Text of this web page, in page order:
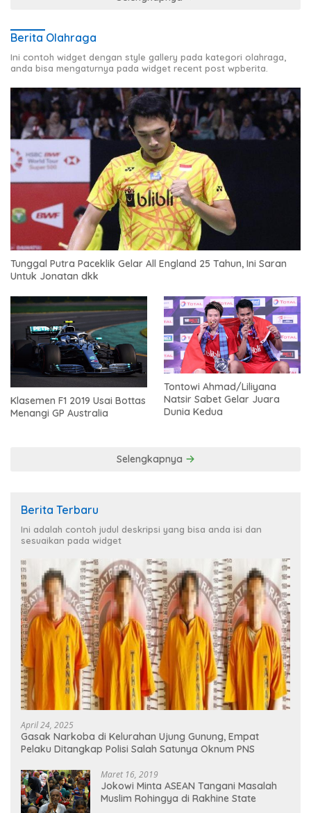
Berita Olahraga
Ini contoh widget dengan style gallery pada kategori olahraga,
anda bisa mengaturnya pada widget recent post wpberita.
Tunggal Putra Paceklik Gelar All England 25 Tahun, Ini Saran
Untuk Jonatan dkk
Klasemen F1 2019 Usai Bottas
Menangi GP Australia
Tontowi Ahmad/Liliyana
Natsir Sabet Gelar Juara
Dunia Kedua
Selengkapnya
Berita Terbaru
Ini adalah contoh judul deskripsi yang bisa anda isi dan
sesuaikan pada widget
April 24, 2025
Gasak Narkoba di Kelurahan Ujung Gunung, Empat
Pelaku Ditangkap Polisi Salah Satunya Oknum PNS
Maret 16, 2019
Jokowi Minta ASEAN Tangani Masalah
Muslim Rohingya di Rakhine State